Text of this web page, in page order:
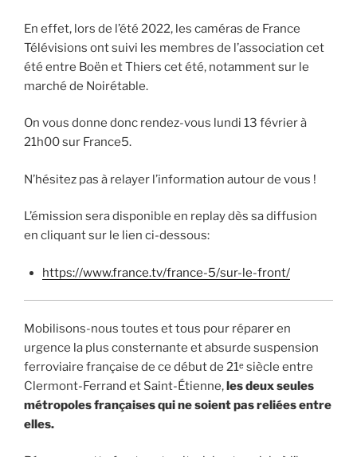
En effet, lors de l’été 2022, les caméras de France
Télévisions ont suivi les membres de l’association cet
été entre Boën et Thiers cet été, notamment sur le
marché de Noirétable.
On vous donne donc rendez-vous lundi 13 février à
21h00 sur France5.
N’hésitez pas à relayer l’information autour de vous !
L’émission sera disponible en replay dès sa diffusion
en cliquant sur le lien ci-dessous:
https://www.france.tv/france-5/sur-le-front/
Mobilisons-nous toutes et tous pour réparer en
urgence la plus consternante et absurde suspension
ferroviaire française de ce début de 21ᵉ siècle entre
Clermont-Ferrand et Saint-Étienne,les deux seules
métropoles françaises qui ne soient pas reliées entre
elles.